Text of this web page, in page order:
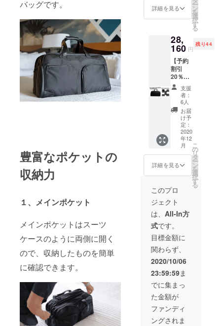
バッグです。
豊富なポケットの
収納力
１、メインポケット
メインポケットはスーツ
ケースのように両側に開く
ので、収納したものを簡単
に確認できます。
み）
MANN
ボスト
ンバッ
カ
ラー：
ブラッ
ク 一般
販売予
定価
格：
27,500
円（税
込・配
送料込
み）
詳細を見る ー
ン
を
選
択
す
る
28,
160 円
残り44
【予約
割引
20％OF
F】
STERK
MANN
All In
One
Pack＜
ブラッ
ク＞ ＜
All In
One
Pack＞
・
STERK
MANN
ボスト
ンバッ
グ１点
・圧縮
バッグ
１点 ・
アメニ
ティ
ポーチ
１点 ・
テック
ポーチ
１点 ・
ランド
リー
バッグ
１点 ・
支援
者：
6人
お届
け予
定：
2020
年12
月
詳細を見る
こ
の
リ
タ
ー
ン
を
選
択
す
る
このプロ
ジェクト
は、 All-In方
式です。
目標金額に
関わらず、
2020/10/06
23:59:59ま
でに集まっ
た金額が
ファンディ
ングされま